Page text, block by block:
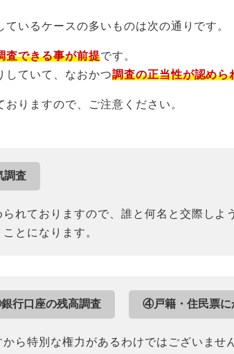
いるケースの多いものは次の通りです。
査できる事が前提です。
していて、なおかつ調査の正当性が認めら
りますので、ご注意ください。
調査
れておりますので、誰と何名と交際しよ
とになります。
行口座の残高調査 ④戸籍・住民票に
ら特別な権力があるわけではございま